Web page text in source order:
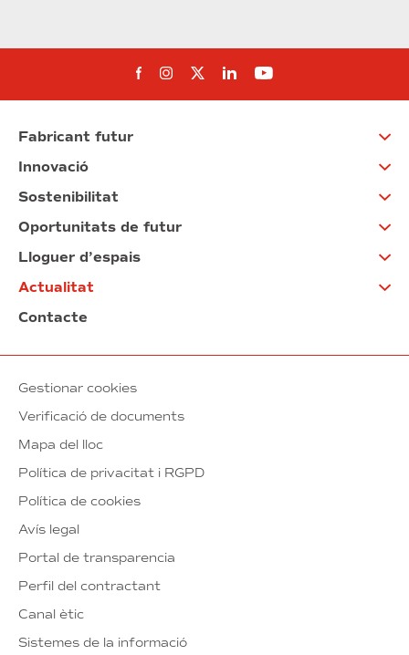
Segueix-nos al Facebook
Segueix-nos a Instagram
Segueix-nos a Twitter
Segueix-nos a
Segueix-nos a
Fabricant futur
Innovació
Sostenibilitat
Oportunitats de futur
Lloguer d’espais
Actualitat
Contacte
Gestionar cookies
Verificació de documents
Mapa del lloc
Política de privacitat i RGPD
Política de cookies
Avís legal
Portal de transparencia
Perfil del contractant
Canal ètic
Sistemes de la informació